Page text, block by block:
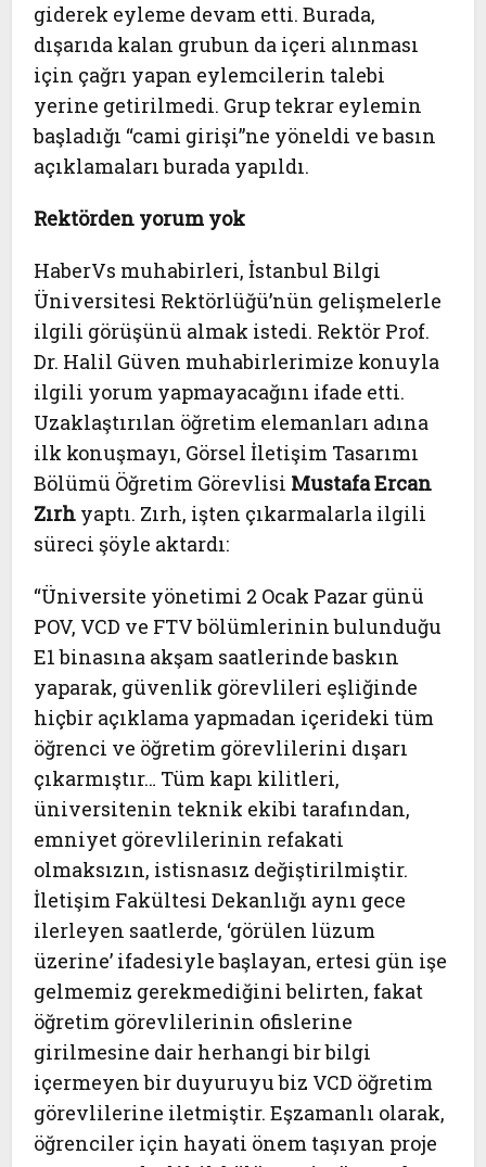
giderek eyleme devam etti. Burada,
dışarıda kalan grubun da içeri alınması
için çağrı yapan eylemcilerin talebi
yerine getirilmedi. Grup tekrar eylemin
başladığı “cami girişi”ne yöneldi ve basın
açıklamaları burada yapıldı.
Rektörden yorum yok
HaberVs muhabirleri, İstanbul Bilgi
Üniversitesi Rektörlüğü’nün gelişmelerle
ilgili görüşünü almak istedi. Rektör Prof.
Dr. Halil Güven muhabirlerimize konuyla
ilgili yorum yapmayacağını ifade etti.
Uzaklaştırılan öğretim elemanları adına
ilk konuşmayı, Görsel İletişim Tasarımı
Bölümü Öğretim Görevlisi Mustafa Ercan
Zırh yaptı. Zırh, işten çıkarmalarla ilgili
süreci şöyle aktardı:
“Üniversite yönetimi 2 Ocak Pazar günü
POV, VCD ve FTV bölümlerinin bulunduğu
E1 binasına akşam saatlerinde baskın
yaparak, güvenlik görevlileri eşliğinde
hiçbir açıklama yapmadan içerideki tüm
öğrenci ve öğretim görevlilerini dışarı
çıkarmıştır… Tüm kapı kilitleri,
üniversitenin teknik ekibi tarafından,
emniyet görevlilerinin refakati
olmaksızın, istisnasız değiştirilmiştir.
İletişim Fakültesi Dekanlığı aynı gece
ilerleyen saatlerde, ‘görülen lüzum
üzerine’ ifadesiyle başlayan, ertesi gün işe
gelmemiz gerekmediğini belirten, fakat
öğretim görevlilerinin ofislerine
girilmesine dair herhangi bir bilgi
içermeyen bir duyuruyu biz VCD öğretim
görevlilerine iletmiştir. Eşzamanlı olarak,
öğrenciler için hayati önem taşıyan proje